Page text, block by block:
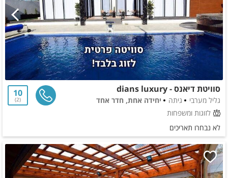
סוויטת דיאנס - dians luxury
גליל מערבי גיתה
יחידה אחת, חדר אחד
לזוגות ומשפחות
10
2
לא נבחרו תאריכים